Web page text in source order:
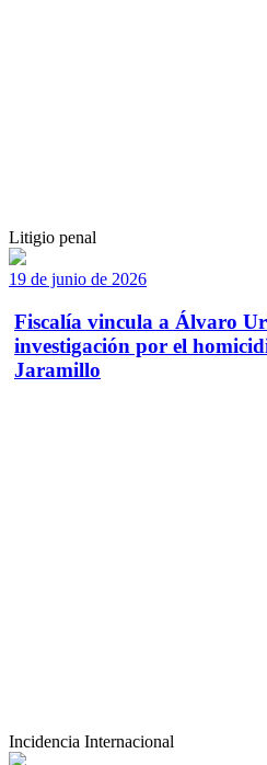
Litigio penal
19 de junio de 2026
Fiscalía vincula a Álvaro
investigación por el
Jaramillo
Incidencia Internacional